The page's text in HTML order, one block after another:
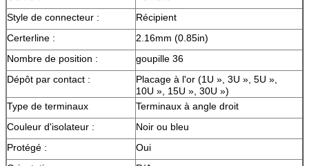
Style de connecteur :
Récipient
Certerline :
2.16mm (0.85in)
Nombre de position :
goupille 36
Dépôt par contact :
Placage à l'or (1U », 3U », 5U »,
10U », 15U », 30U »)
Type de terminaux
Terminaux à angle droit
Couleur d'isolateur :
Noir ou bleu
Protégé :
Oui